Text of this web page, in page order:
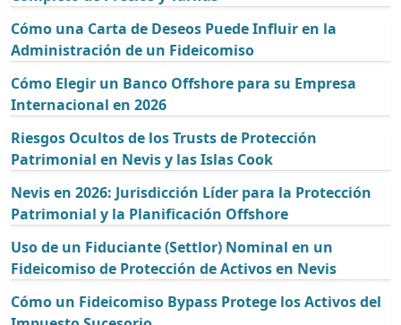
Cómo una Carta de Deseos Puede Influir en la
Administración de un Fideicomiso
Cómo Elegir un Banco Offshore para su Empresa
Internacional en 2026
Riesgos Ocultos de los Trusts de Protección
Patrimonial en Nevis y las Islas Cook
Nevis en 2026: Jurisdicción Líder para la Protección
Patrimonial y la Planificación Offshore
Uso de un Fiduciante (Settlor) Nominal en un
Fideicomiso de Protección de Activos en Nevis
Cómo un Fideicomiso Bypass Protege los Activos del